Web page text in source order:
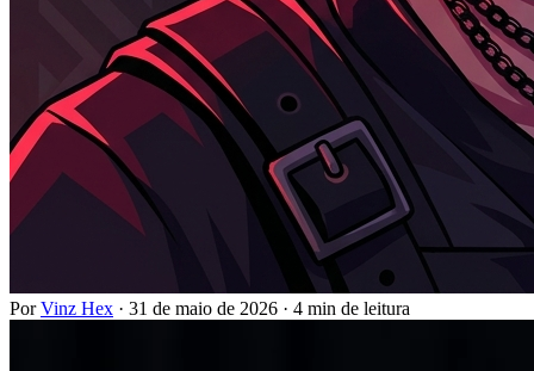
PorVinz Hex · 31 de maio de 2026 · 4 min de leitura